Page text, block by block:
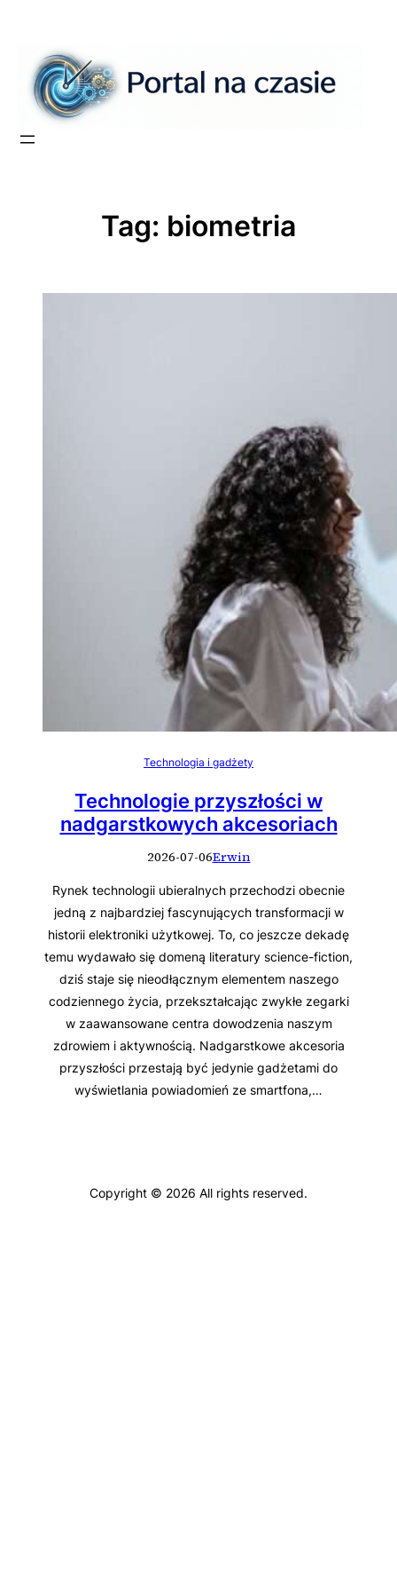
treści
Tag: biometria
Technologia i gadżety
Technologie przyszłości w
nadgarstkowych akcesoriach
2026-07-06Erwin
Rynek technologii ubieralnych przechodzi obecnie
jedną z najbardziej fascynujących transformacji w
historii elektroniki użytkowej. To, co jeszcze dekadę
temu wydawało się domeną literatury science-fiction,
dziś staje się nieodłącznym elementem naszego
codziennego życia, przekształcając zwykłe zegarki
w zaawansowane centra dowodzenia naszym
zdrowiem i aktywnością. Nadgarstkowe akcesoria
przyszłości przestają być jedynie gadżetami do
wyświetlania powiadomień ze smartfona,…
Copyright © 2026 All rights reserved.